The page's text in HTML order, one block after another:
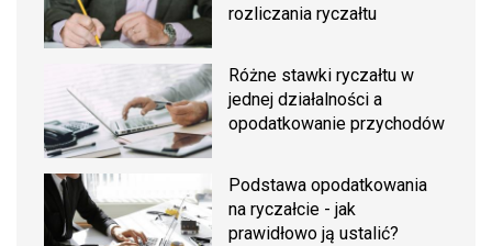
rozliczania ryczałtu
Różne stawki ryczałtu w
jednej działalności a
opodatkowanie przychodów
Podstawa opodatkowania
na ryczałcie - jak
prawidłowo ją ustalić?